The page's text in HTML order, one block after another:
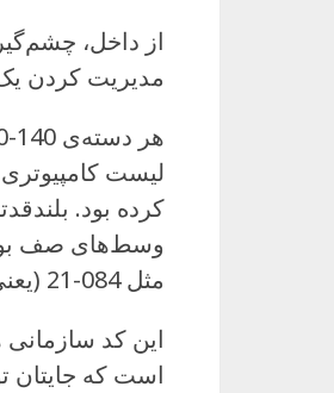
از داخل،
مدیریت کردن
لیست
کرده بود.
مثل 084-21 (یعنی نفر84 ام در گروهان 21) اسمش می‌شد کد سازمانی.
این کد
است که جایتان